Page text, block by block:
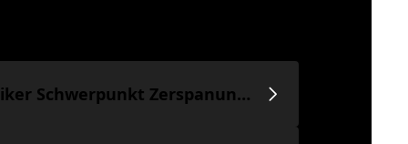
Feinwerkmechaniker Schwerpunkt Zerspanungstechnik